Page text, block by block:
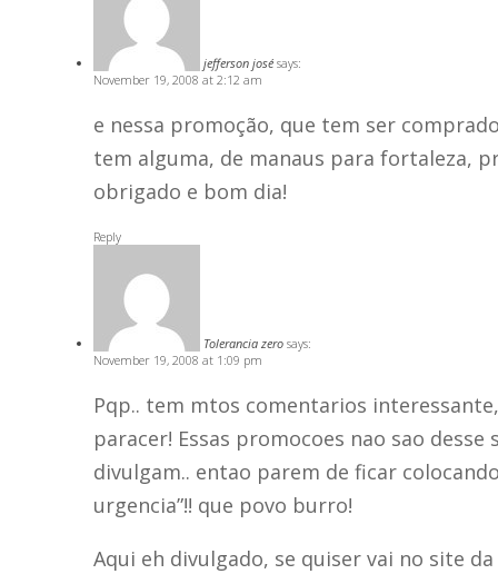
jefferson josé says:
November 19, 2008 at 2:12 am
e nessa promoção, que tem ser
tem alguma, de manaus para fortaleza,
obrigado e bom dia!
Reply
Tolerancia zero says:
November 19, 2008 at 1:09 pm
Pqp.. tem mtos comentarios
paracer! Essas promocoes nao sao
divulgam.. entao parem de ficar
urgencia”!! que povo burro!
Aqui eh divulgado, se quiser vai no site